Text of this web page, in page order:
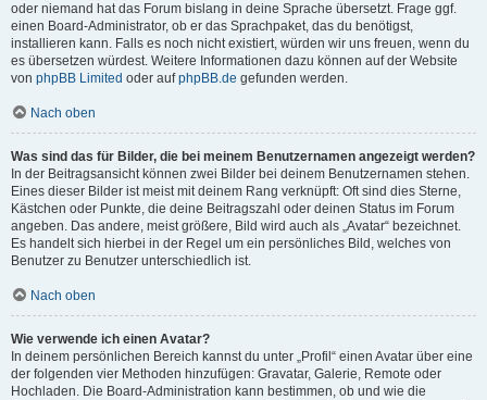
oder niemand hat das Forum bislang in deine Sprache übersetzt. Frage ggf.
einen Board-Administrator, ob er das Sprachpaket, das du benötigst,
installieren kann. Falls es noch nicht existiert, würden wir uns freuen, wenn du
es übersetzen würdest. Weitere Informationen dazu können auf der Website
von phpBB Limited oder aufphpBB.de gefunden werden.
Nach oben
Was sind das für Bilder, die bei meinem Benutzernamen angezeigt werden?
In der Beitragsansicht können zwei Bilder bei deinem Benutzernamen stehen.
Eines dieser Bilder ist meist mit deinem Rang verknüpft: Oft sind dies Sterne,
Kästchen oder Punkte, die deine Beitragszahl oder deinen Status im Forum
angeben. Das andere, meist größere, Bild wird auch als „Avatar“ bezeichnet.
Es handelt sich hierbei in der Regel um ein persönliches Bild, welches von
Benutzer zu Benutzer unterschiedlich ist.
Nach oben
Wie verwende ich einen Avatar?
In deinem persönlichen Bereich kannst du unter „Profil“ einen Avatar über eine
der folgenden vier Methoden hinzufügen: Gravatar, Galerie, Remote oder
Hochladen. Die Board-Administration kann bestimmen, ob und wie die